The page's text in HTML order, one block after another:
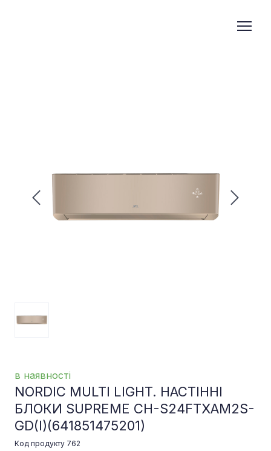
в наявності
NORDIC MULTI LIGHT. НАСТІННІ
БЛОКИ SUPREME CH-S24FTXAM2S-
GD(I)(641851475201)
Код продукту 762